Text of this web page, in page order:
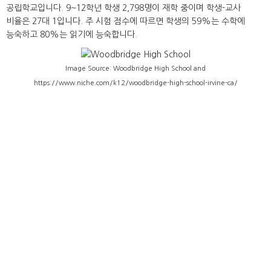
공립학교입니다. 9~12학년 학생 2,798명이 재학 중이며 학생-교사
비율은 27대 1입니다. 주 시험 점수에 따르면 학생의 59%는 수학에
능숙하고 80%는 읽기에 능숙합니다.
Image Source: Woodbridge High School and
https://www.niche.com/k12/woodbridge-high-school-irvine-ca/